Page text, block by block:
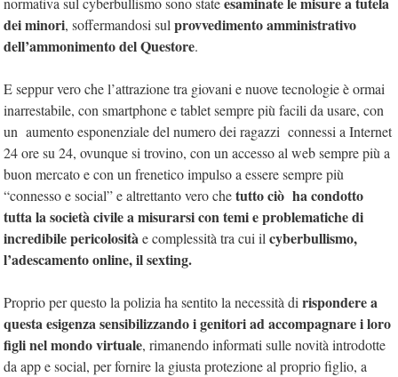
dei minori, soffermandosi sul provvedimento amministrativo
dell’ammonimento del Questore.
E seppur vero che l’attrazione tra giovani e nuove tecnologie è ormai
inarrestabile, con smartphone e tablet sempre più facili da usare, con
un aumento esponenziale del numero dei ragazzi connessi a Internet
24 ore su 24, ovunque si trovino, con un accesso al web sempre più a
buon mercato e con un frenetico impulso a essere sempre più
“connesso e social” e altrettanto vero chetutto ciò ha condotto
tutta la società civile a misurarsi con temi e problematiche di
incredibile pericolositàe complessità tra cui il cyberbullismo,
l’adescamento online, il sexting.
Proprio per questo la polizia ha sentito la necessità di rispondere a
questa esigenza sensibilizzando i genitori ad accompagnare i loro
figli nel mondo virtuale, rimanendo informati sulle novità introdotte
da app e social, per fornire la giusta protezione al proprio figlio, a